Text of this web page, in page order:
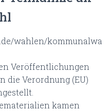
wahlen/kommunalwa
Veröffentlichungen
die Verordnung (EU)
kamen